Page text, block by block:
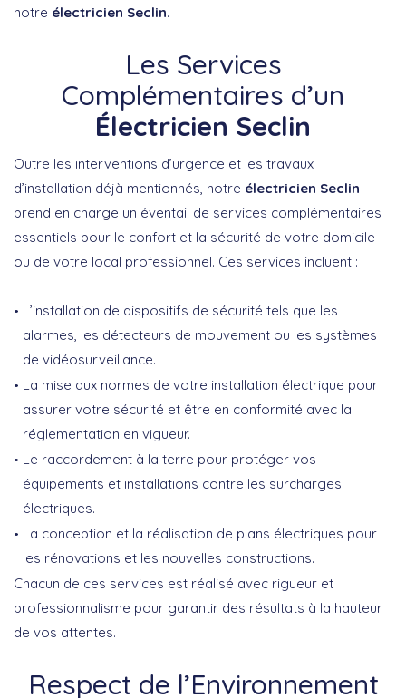
notre électricien Seclin.
Les Services
Complémentaires d’un
Électricien Seclin
Outre les interventions d’urgence et les travaux
d’installation déjà mentionnés, notre électricien Seclin
prend en charge un éventail de services complémentaires
essentiels pour le confort et la sécurité de votre domicile
ou de votre local professionnel. Ces services incluent :
L’installation de dispositifs de sécurité tels que les
alarmes, les détecteurs de mouvement ou les systèmes
de vidéosurveillance.
La mise aux normes de votre installation électrique pour
assurer votre sécurité et être en conformité avec la
réglementation en vigueur.
Le raccordement à la terre pour protéger vos
équipements et installations contre les surcharges
électriques.
La conception et la réalisation de plans électriques pour
les rénovations et les nouvelles constructions.
Chacun de ces services est réalisé avec rigueur et
professionnalisme pour garantir des résultats à la hauteur
de vos attentes.
Respect de l’Environnement